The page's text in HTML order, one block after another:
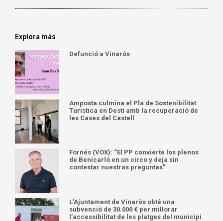
Explora más
Defunció a Vinaròs
Amposta culmina el Pla de Sostenibilitat
Turística en Destí amb la recuperació de
les Cases del Castell
Fornés (VOX): “El PP convierte los plenos
de Benicarló en un circo y deja sin
contestar nuestras preguntas”
L’Ajuntament de Vinaròs obté una
subvenció de 30.000 € per millorar
l’accessibilitat de les platges del municipi